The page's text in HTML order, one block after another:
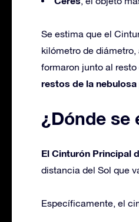
Se estima que el
kilómetro de
formaron junto al
restos de la
¿Dónde se
El Cinturón Principal
distancia del Sol que
Específicamente, el